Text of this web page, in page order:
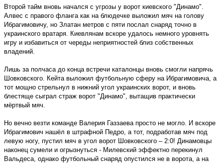
Второй тайм вновь начался с угрозы у ворот киевского "Динамо".
Алвес с правого фланга как на блюдечке выложил мяч на голову
Ибрагимовичу, но Златан метров с пяти послал снаряд точно в
украинского вратаря. Киевлянам вскоре удалось немного уровнять
игру и избавиться от череды неприятностей близ собственных
владений.
Лишь за полчаса до конца встречи каталонцы вновь смогли напрячь
Шовковского. Кейта выложил футбольную сферу на Ибрагимовича, а
тот мощно стрельнул в нижний угол украинских ворот, и вновь
блестяще сыграл страж ворот "Динамо", вытащив практически
мёртвый мяч.
Но вечно везти команде Валерия Газзаева просто не могло. И вскоре
Ибрагимович нашёл в штрафной Педро, а тот, подработав мяч под
левую ногу, пустил мяч в угол ворот Шовковского – 2:0! Динамовцы
наконец сумели и огрызнуться - Милевский эффектно перекинул
Вальдеса, однако футбольный снаряд опустился не в ворота, а на